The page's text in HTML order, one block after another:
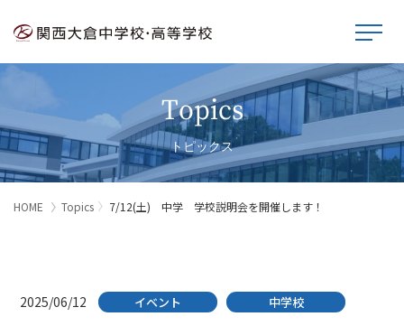
Topics
トピックス
HOME Topics 7/12(土) 中学 学校説明会を開催します！
2025/06/12 イベント 中学校